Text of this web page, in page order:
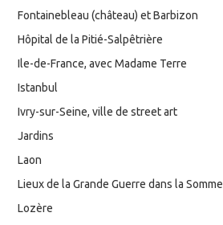
Fontainebleau (château) et Barbizon
Hôpital de la Pitié-Salpêtrière
Ile-de-France, avec Madame Terre
Istanbul
Ivry-sur-Seine, ville de street art
Jardins
Laon
Lieux de la Grande Guerre dans la Somme
Lozère